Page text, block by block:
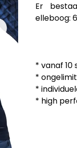
Er
elleboog:
* vanaf 10
*
*
* high